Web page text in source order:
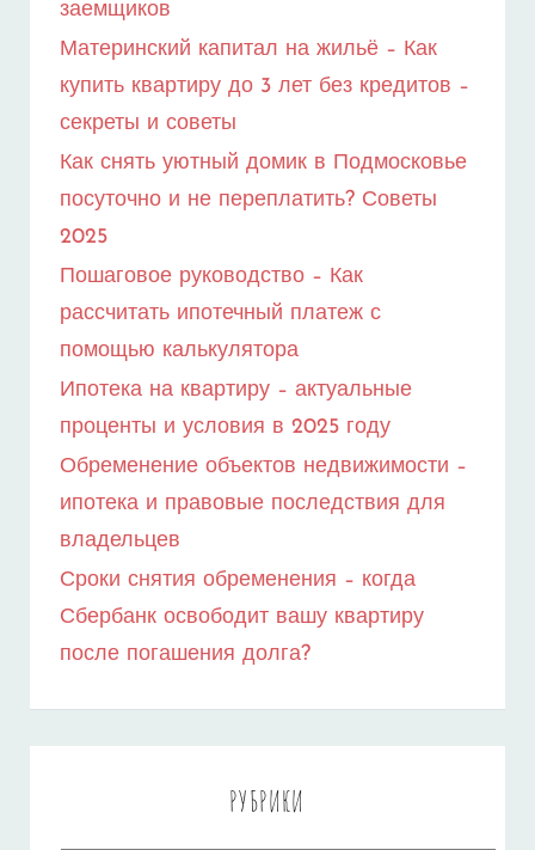
заемщиков
Материнский капитал на жильё – Как
купить квартиру до 3 лет без кредитов –
секреты и советы
Как снять уютный домик в Подмосковье
посуточно и не переплатить? Советы
2025
Пошаговое руководство – Как
рассчитать ипотечный платеж с
помощью калькулятора
Ипотека на квартиру – актуальные
проценты и условия в 2025 году
Обременение объектов недвижимости –
ипотека и правовые последствия для
владельцев
Сроки снятия обременения – когда
Сбербанк освободит вашу квартиру
после погашения долга?
РУБРИКИ